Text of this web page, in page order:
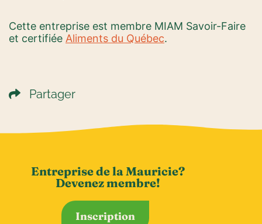
Cette entreprise est membre MIAM Savoir-Faire
et certifiée Aliments du Québec.
Partager
Entreprise de la Mauricie?
Devenez membre!
Inscription